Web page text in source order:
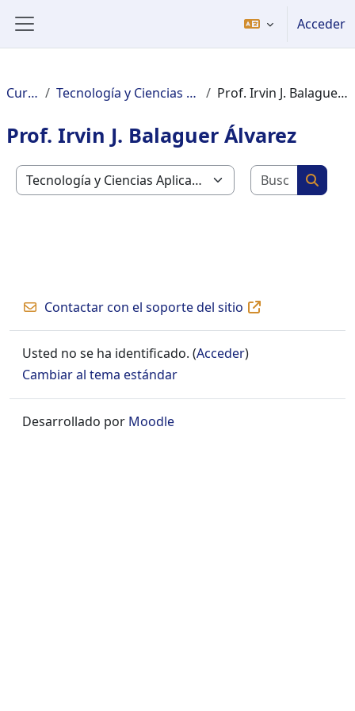
Acceder
Cursos Tecnología y Ciencias Aplicadas Prof. Irvin J. Balaguer Álvarez
Prof. Irvin J. Balaguer Álvarez
Categorías
Buscar
Contactar con el soporte del sitio
Usted no se ha identificado. (Acceder)
Cambiar al tema estándar
Desarrollado por Moodle